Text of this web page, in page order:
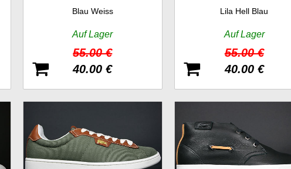
SPW
Blau Weiss
Auf Lager
55.00 €
40.00 €
SPW
Lila Hell Blau
Auf Lager
55.00 €
40.00 €